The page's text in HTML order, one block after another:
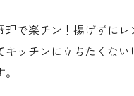
理で楽チン！揚げずにレ
キッチンに立ちたくな